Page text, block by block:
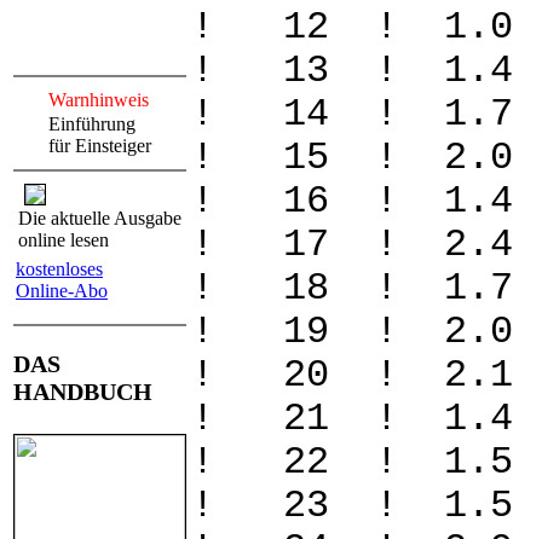
Warnhinweis
Einführung
für Einsteiger
Die aktuelle Ausgabe
online lesen
kostenloses
Online-Abo
DAS
HANDBUCH
! 12 !
! 13 !
! 14 !
! 15 !
! 16 !
! 17 ! 2.4
! 18 ! 1.7
! 19 ! 2.0
! 20 ! 2.1
! 21 ! 1.4
! 22 ! 1.5
! 23 ! 1.5